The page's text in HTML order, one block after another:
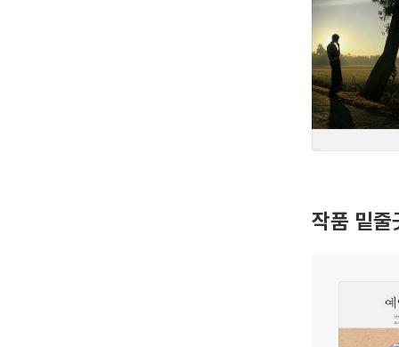
작품 밑줄